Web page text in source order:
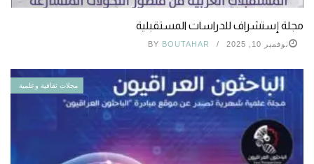
مجلة إستشراف للدراسات المستقبلية
نوفمبر 10, 2025 BY BOUTAHAR
مجلات ثقافية وعلمية